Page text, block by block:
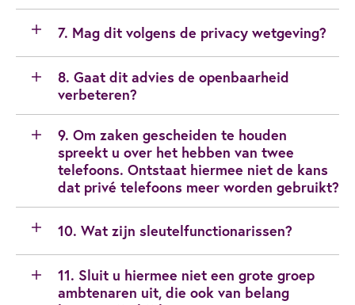
7. Mag dit volgens de privacy wetgeving?
8. Gaat dit advies de openbaarheid
verbeteren?
9. Om zaken gescheiden te houden
spreekt u over het hebben van twee
telefoons. Ontstaat hiermee niet de kans
dat privé telefoons meer worden gebruikt?
10. Wat zijn sleutelfunctionarissen?
11. Sluit u hiermee niet een grote groep
ambtenaren uit, die ook van belang